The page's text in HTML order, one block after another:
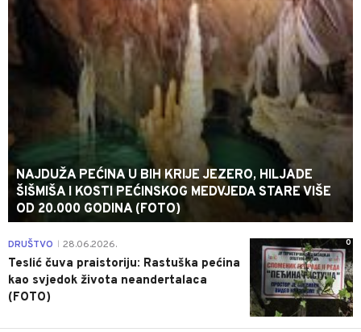
NAJDUŽA PEĆINA U BIH KRIJE JEZERO, HILJADE
ŠIŠMIŠA I KOSTI PEĆINSKOG MEDVJEDA STARE VIŠE
OD 20.000 GODINA (FOTO)
0
DRUŠTVO 28.06.2026.
Teslić čuva praistoriju: Rastuška pećina
kao svjedok života neandertalaca
(FOTO)